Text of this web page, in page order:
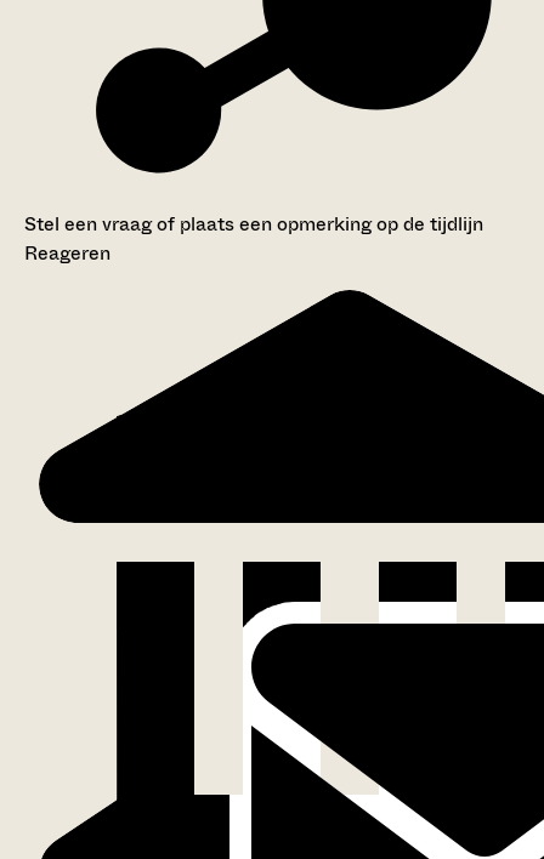
Stel een vraag of plaats een opmerking op de tijdlijn
Reageren